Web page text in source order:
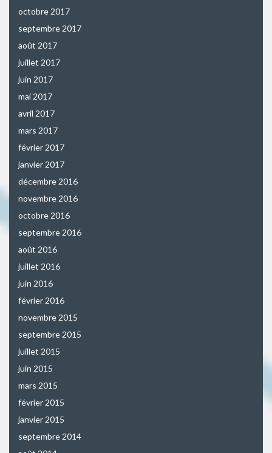
octobre 2017
septembre 2017
août 2017
juillet 2017
juin 2017
mai 2017
avril 2017
mars 2017
février 2017
janvier 2017
décembre 2016
novembre 2016
octobre 2016
septembre 2016
août 2016
juillet 2016
juin 2016
février 2016
novembre 2015
septembre 2015
juillet 2015
juin 2015
mars 2015
février 2015
janvier 2015
septembre 2014